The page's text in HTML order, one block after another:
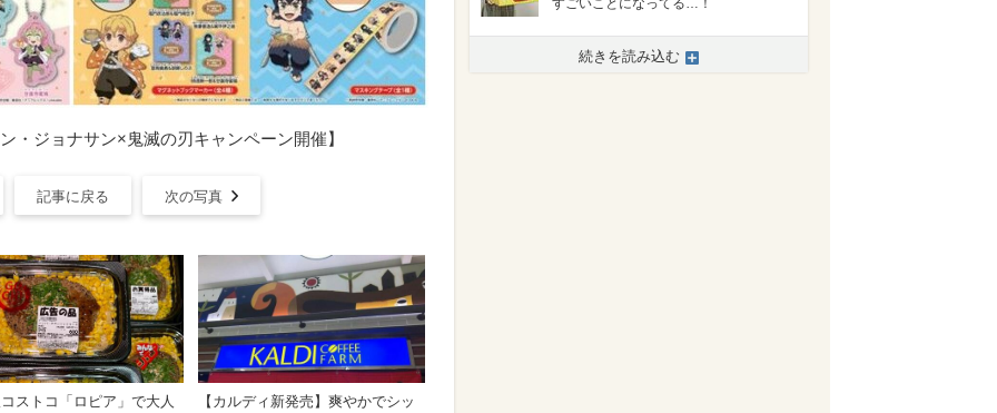
・ジョナサン×鬼滅の刃キャンペーン開催】
記事に戻る 次の写真
すごいことになってる…！
続きを読み込む